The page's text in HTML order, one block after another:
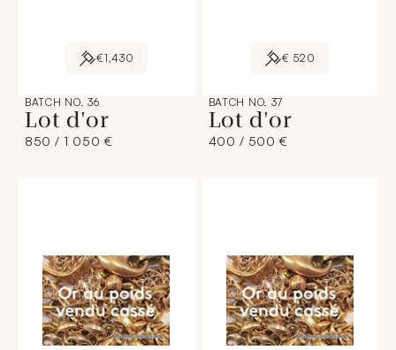
€1,430
BATCH NO. 36
Lot d'or
850 / 1 050 €
€ 520
BATCH NO. 37
Lot d'or
400 / 500 €